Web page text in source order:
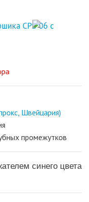
Швейцария)
промежутков
синего цвета